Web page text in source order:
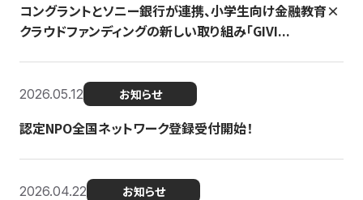
コングラントとソニー銀行が連携、小学生向け金融教育×
クラウドファンディングの新しい取り組み「GIVI...
2026.05.12 お知らせ
認定NPO全国ネットワーク登録受付開始！
2026.04.22 お知らせ